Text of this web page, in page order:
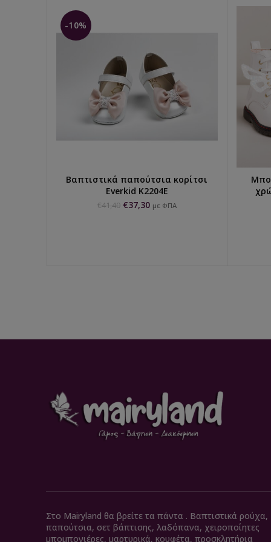
-10%
ΕΠΙΛΟΓΉ...
Βαπτιστικά παπούτσια κορίτσι
Everkid K2204Ε
€41,40 €37,30 με ΦΠΑ
Στο Mairyland θα βρείτε τα πάντα . Βαπτιστικά ρούχα,
παπούτσια, σετ βάπτισης, λαδόπανα, χειροποίητες
μπομπονιέρες, μαρτυρικά, κουφέτα, προσκλητήρια